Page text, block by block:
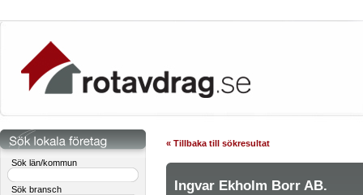
Sök län/kommun
Sök bransch
« Tillbaka till sökresultat
Ingvar Ekholm Borr AB.